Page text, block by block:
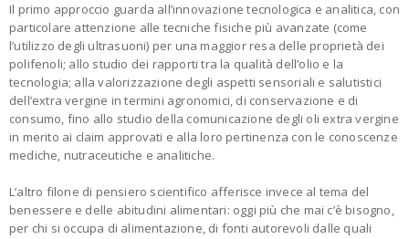
Il primo approccio guarda all’innovazione tecnologica e analitica, con
particolare attenzione alle tecniche fisiche più avanzate (come
l’utilizzo degli ultrasuoni) per una maggior resa delle proprietà dei
polifenoli; allo studio dei rapporti tra la qualità dell’olio e la
tecnologia; alla valorizzazione degli aspetti sensoriali e salutistici
dell’extra vergine in termini agronomici, di conservazione e di
consumo, fino allo studio della comunicazione degli oli extra vergine
in merito ai claim approvati e alla loro pertinenza con le conoscenze
mediche, nutraceutiche e analitiche.
L’altro filone di pensiero scientifico afferisce invece al tema del
benessere e delle abitudini alimentari: oggi più che mai c’è bisogno,
per chi si occupa di alimentazione, di fonti autorevoli dalle quali